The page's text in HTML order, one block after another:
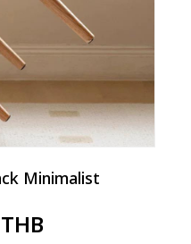
Minimalist
THB